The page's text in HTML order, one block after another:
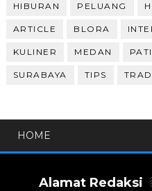
HIBURAN PELUANG
ARTICLE BLORA
KULINER MEDAN PATI
SURABAYA TIPS
HOME
Alamat Redaksi